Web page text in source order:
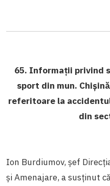
65. Informații privind
sport din mun.
referitoare la
din
Ion Burdiumov, șef
și Amenajare, a susținut